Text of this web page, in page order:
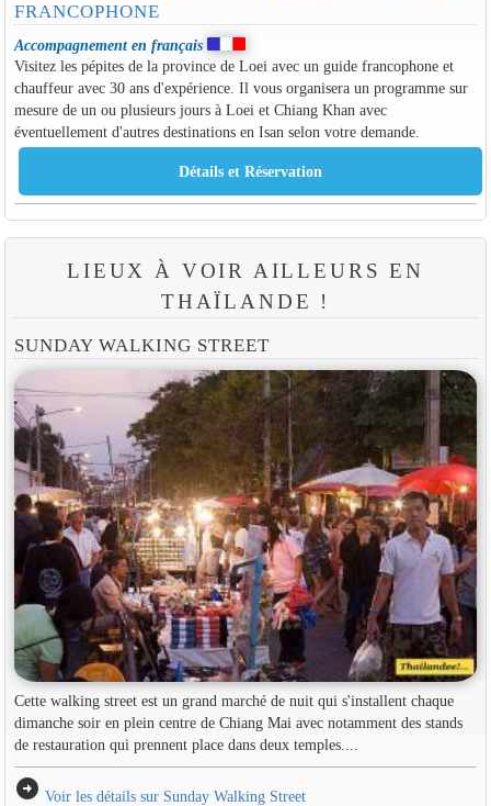
FRANCOPHONE
Accompagnement en français
Visitez les pépites de la province de Loei avec un guide francophone et
chauffeur avec 30 ans d'expérience. Il vous organisera un programme sur
mesure de un ou plusieurs jours à Loei et Chiang Khan avec
éventuellement d'autres destinations en Isan selon votre demande.
LIEUX À VOIR AILLEURS EN
THAÏLANDE !
SUNDAY WALKING STREET
Cette walking street est un grand marché de nuit qui s'installent chaque
dimanche soir en plein centre de Chiang Mai avec notamment des stands
de restauration qui prennent place dans deux temples....
arrow_circle_right Voir les détails sur Sunday Walking Street